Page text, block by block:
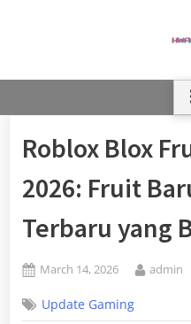
Roblox Blox
2026: Fruit
Terbaru yang
Posted
March 14, 2026 By
admin
Update Gaming